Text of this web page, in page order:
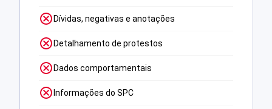
Dívidas, negativas e anotações
Detalhamento de protestos
Dados comportamentais
Informações do SPC